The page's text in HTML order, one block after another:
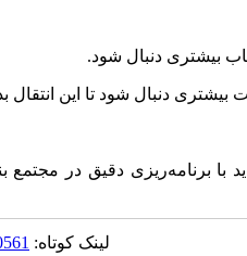
بیشتری دنبال شود.
دنبال شود تا این انتقال
با برنامه‌ریزی دقیق در
لینک کوتاه: